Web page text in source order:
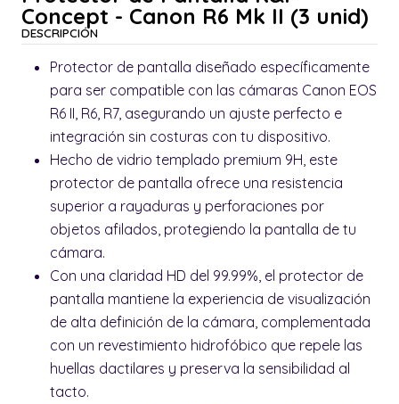
Concept - Canon R6 Mk II (3 unid)
DESCRIPCIÓN
Protector de pantalla diseñado específicamente
para ser compatible con las cámaras Canon EOS
R6 II, R6, R7, asegurando un ajuste perfecto e
integración sin costuras con tu dispositivo.
Hecho de vidrio templado premium 9H, este
protector de pantalla ofrece una resistencia
superior a rayaduras y perforaciones por
objetos afilados, protegiendo la pantalla de tu
cámara.
Con una claridad HD del 99.99%, el protector de
pantalla mantiene la experiencia de visualización
de alta definición de la cámara, complementada
con un revestimiento hidrofóbico que repele las
huellas dactilares y preserva la sensibilidad al
tacto.